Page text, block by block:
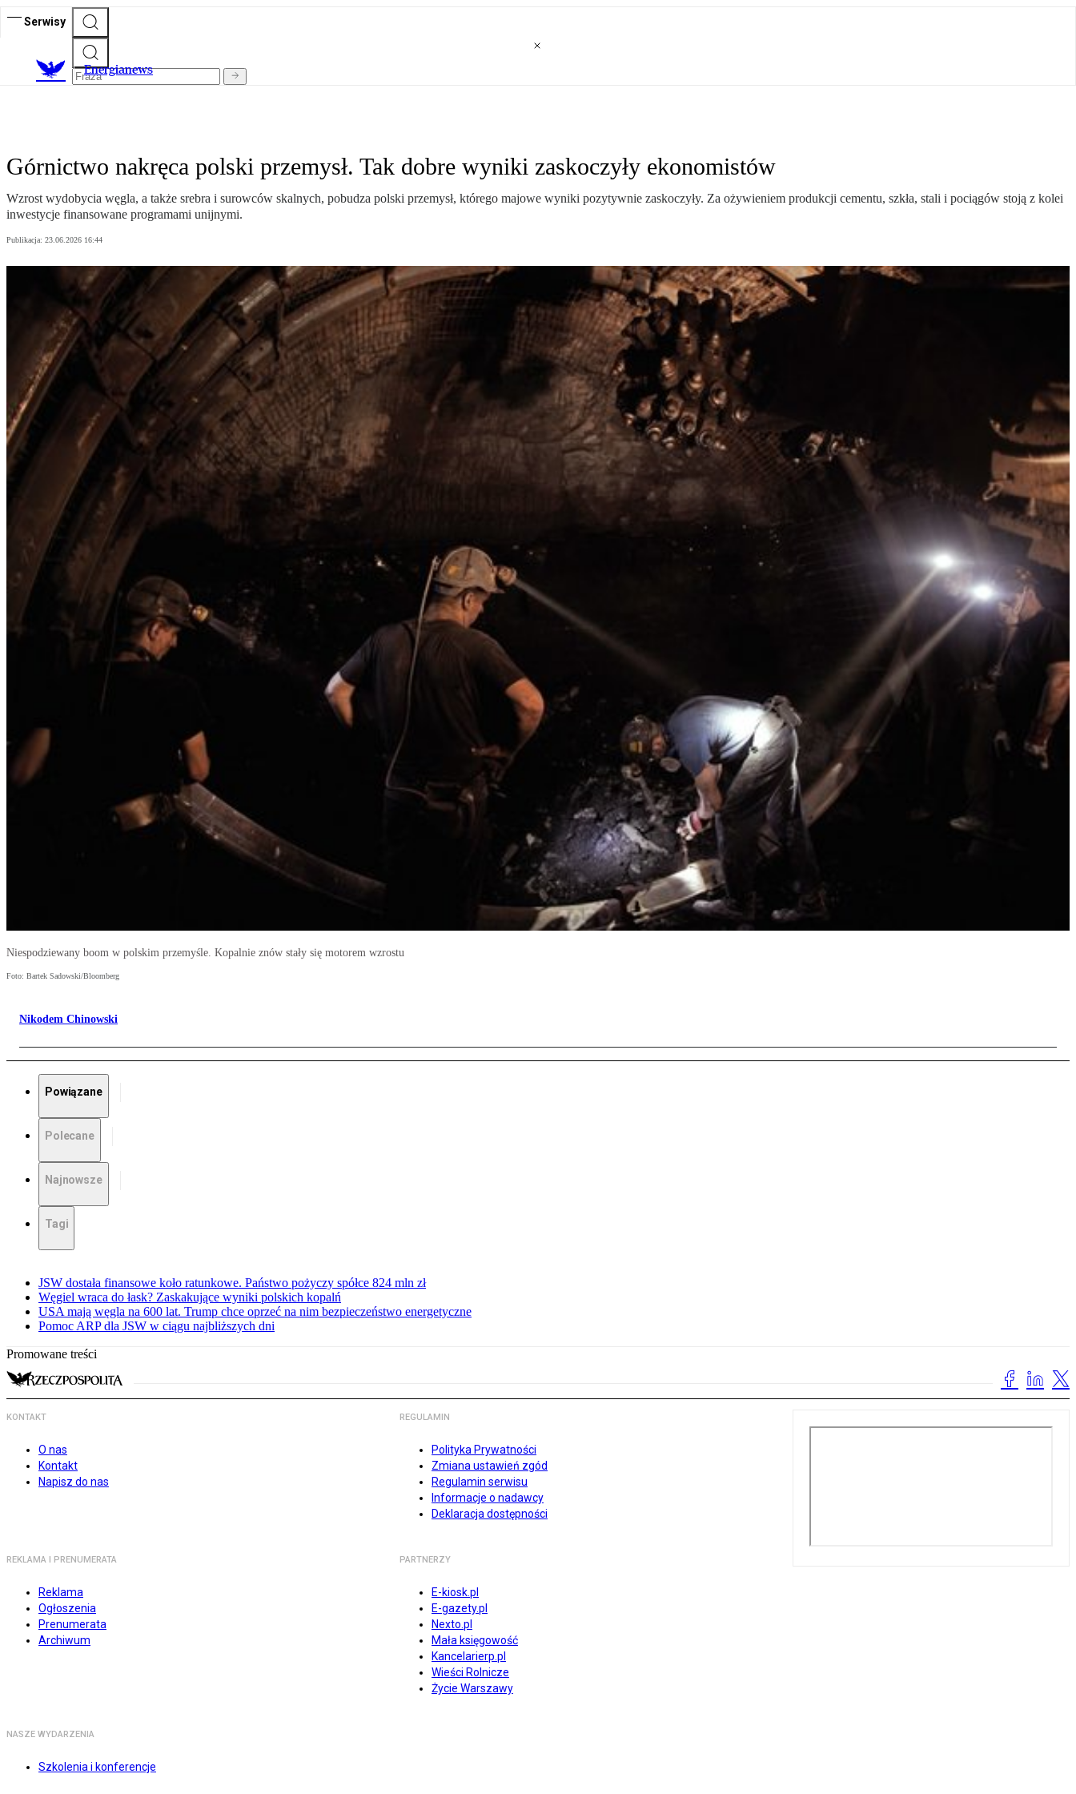
Serwisy
Energianews
Górnictwo nakręca polski przemysł. Tak dobre wyniki zaskoczyły ekonomistów
Wzrost wydobycia węgla, a także srebra i surowców skalnych, pobudza polski przemysł, którego majowe wyniki pozytywnie zaskoczyły. Za ożywieniem produkcji cementu, szkła, stali i pociągów stoją z kolei
inwestycje finansowane programami unijnymi.
Publikacja: 23.06.2026 16:44
Niespodziewany boom w polskim przemyśle. Kopalnie znów stały się motorem wzrostu
Foto: Bartek Sadowski/Bloomberg
Nikodem Chinowski
Powiązane
Polecane
Najnowsze
Tagi
JSW dostała finansowe koło ratunkowe. Państwo pożyczy spółce 824 mln zł
Węgiel wraca do łask? Zaskakujące wyniki polskich kopalń
USA mają węgla na 600 lat. Trump chce oprzeć na nim bezpieczeństwo energetyczne
Pomoc ARP dla JSW w ciągu najbliższych dni
Promowane treści
KONTAKT
O nas
Kontakt
Napisz do nas
REGULAMIN
Polityka Prywatności
Zmiana ustawień zgód
Regulamin serwisu
Informacje o nadawcy
Deklaracja dostępności
REKLAMA I PRENUMERATA
Reklama
Ogłoszenia
Prenumerata
Archiwum
PARTNERZY
E-kiosk.pl
E-gazety.pl
Nexto.pl
Mała księgowość
Kancelarierp.pl
Wieści Rolnicze
Życie Warszawy
NASZE WYDARZENIA
Szkolenia i konferencje